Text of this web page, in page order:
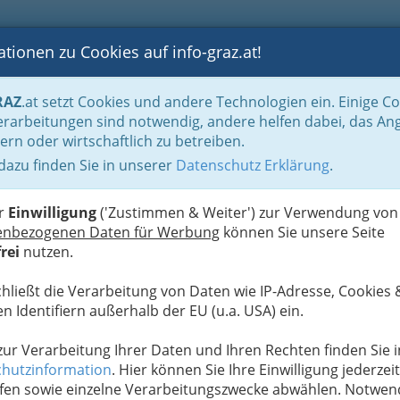
BLOGS FOTOS GASTRONOMIE BRANCHEN
zu Cookies auf info-graz.at!
.at setzt Cookies und andere Technologien ein. Einige
sind notwendig, andere helfen dabei, das
oder wirtschaftlich zu betreiben.
finden Sie in unserer Datenschutz Erklärung.
Einwilligung('Zustimmen & Weiter') zur Verwendung von
Daten für Werbung können Sie unsere Seite
nutzen.
die Verarbeitung von Daten wie IP-Adresse, Cookies
Identifiern außerhalb der EU (u.a. USA) ein.
Verarbeitung Ihrer Daten und Ihren Rechten finden Sie
. Hier können Sie Ihre Einwilligung jederzeit
sowie einzelne Verarbeitungszwecke abwählen.
Kaffeerestaurant - Restaurantkaffee
GmbH & Co KG